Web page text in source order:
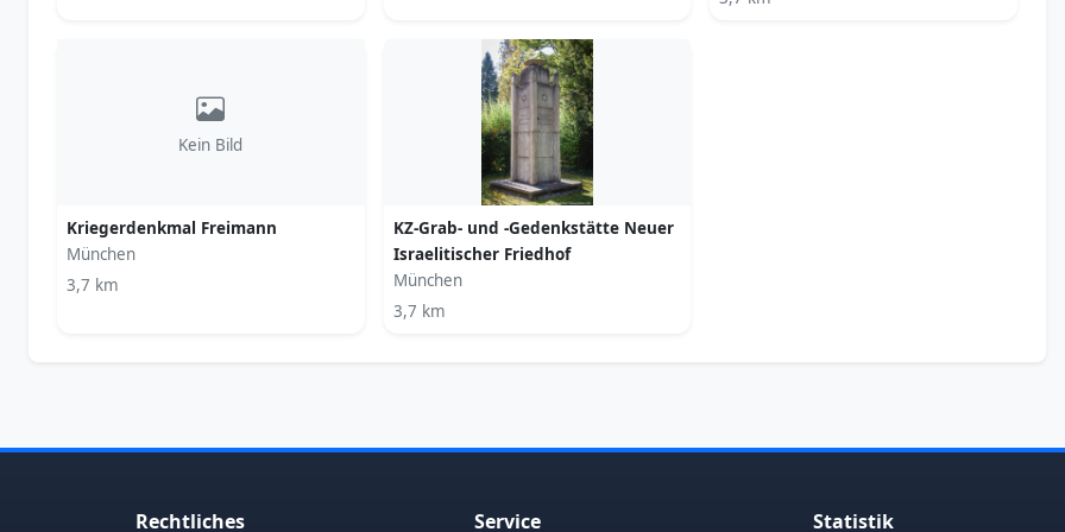
Kein Bild
Kriegerdenkmal Freimann
München
3,7 km
KZ-Grab- und -Gedenkstätte Neuer
Israelitischer Friedhof
München
3,7 km
Rechtliches Service Statistik